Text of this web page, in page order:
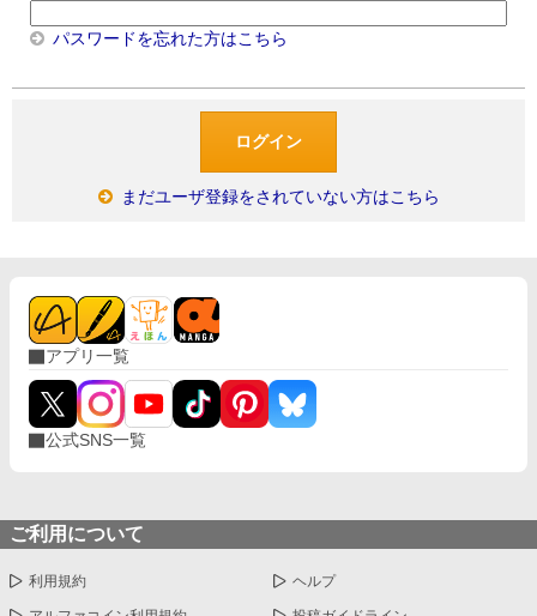
パスワードを忘れた方はこちら
まだユーザ登録をされていない方はこちら
アプリ一覧
公式SNS一覧
ご利用について
利用規約 ヘルプ